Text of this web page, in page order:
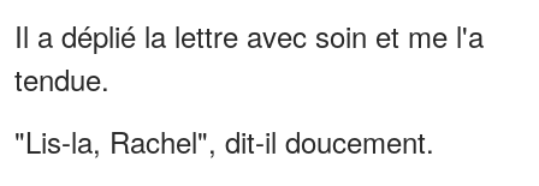
Il a déplié la lettre avec soin et me l'a
tendue.
"Lis-la, Rachel", dit-il doucement.